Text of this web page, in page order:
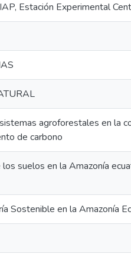
Estación Experimental
agroforestales en la
de carbono
los suelos en la Amazonía
Sostenible en la Amazonía